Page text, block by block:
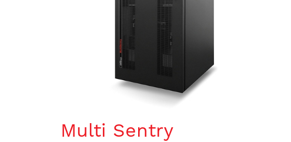
Multi Sentry